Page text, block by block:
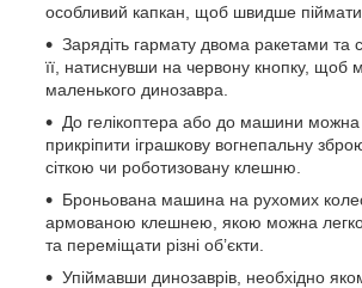
особливий капкан, щоб швидше піймати
Зарядіть гармату двома ракетами та
її, натиснувши на червону кнопку, щоб
маленького динозавра.
До гелікоптера або до машини можна
прикріпити іграшкову вогнепальну
сіткою чи роботизовану клешню.
Броньована машина на рухомих
армованою клешнею, якою можна
та переміщати різні об’єкти.
Упіймавши динозаврів, необхідно